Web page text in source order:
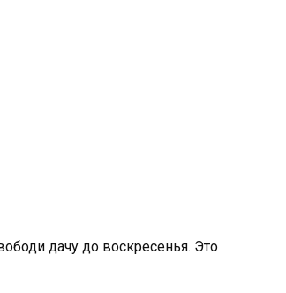
дачу до воскресенья. Это